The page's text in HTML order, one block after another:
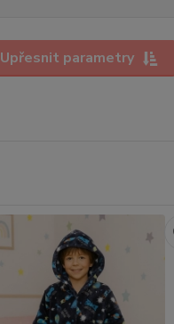
Upřesnit parametry